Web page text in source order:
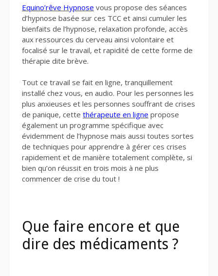
Equino’rêve Hypnose vous propose des séances
d’hypnose basée sur ces TCC et ainsi cumuler les
bienfaits de l’hypnose, relaxation profonde, accès
aux ressources du cerveau ainsi volontaire et
focalisé sur le travail, et rapidité de cette forme de
thérapie dite brève.
Tout ce travail se fait en ligne, tranquillement
installé chez vous, en audio. Pour les personnes les
plus anxieuses et les personnes souffrant de crises
de panique, cette thérapeute en ligne propose
également un programme spécifique avec
évidemment de l’hypnose mais aussi toutes sortes
de techniques pour apprendre à gérer ces crises
rapidement et de manière totalement complète, si
bien qu’on réussit en trois mois à ne plus
commencer de crise du tout !
Que faire encore et que
dire des médicaments ?